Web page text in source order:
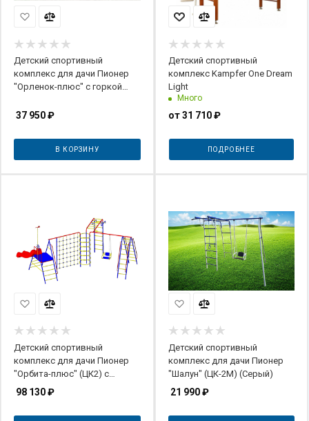
Детский спортивный
комплекс для дачи Пионер
"Орленок-плюс" с горкой
37 950₽
В КОРЗИНУ
Детский спортивный
комплекс Kampfer One Dream
Light
Много
от31 710 ₽
ПОДРОБНЕЕ
Детский спортивный
комплекс для дачи Пионер
"Орбита-плюс" (ЦК2) с
горкой
98 130₽
Детский спортивный
комплекс для дачи Пионер
"Шалун" (ЦК-2М) (Серый)
21 990₽